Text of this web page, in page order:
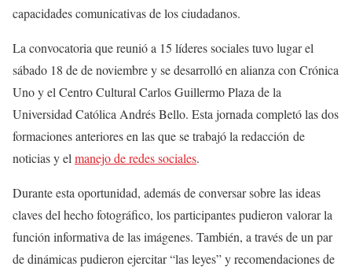
capacidades comunicativas de los ciudadanos.
La convocatoria que reunió a 15 líderes sociales tuvo lugar el
sábado 18 de de noviembre y se desarrolló en alianza con Crónica
Uno y el Centro Cultural Carlos Guillermo Plaza de la
Universidad Católica Andrés Bello. Esta jornada completó las dos
formaciones anteriores en las que se trabajó la redacción de
noticias y el manejo de redes sociales.
Durante esta oportunidad, además de conversar sobre las ideas
claves del hecho fotográfico, los participantes pudieron valorar la
función informativa de las imágenes. También, a través de un par
de dinámicas pudieron ejercitar “las leyes” y recomendaciones de